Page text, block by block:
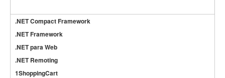
.NET Compact Framework
.NET Framework
.NET para Web
.NET Remoting
1ShoppingCart